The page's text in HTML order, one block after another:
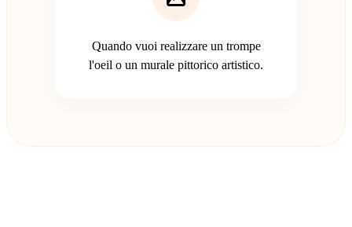
Quando vuoi realizzare un trompe
l'oeil o un murale pittorico artistico.